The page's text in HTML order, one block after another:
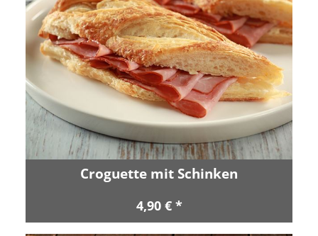
Croguette mit Schinken
4,90 € *